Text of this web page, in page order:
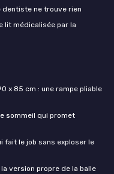
dentiste ne trouve rien
lit médicalisée par la
x 85 cm : une rampe pliable
sommeil qui promet
fait le job sans exploser le
version propre de la balle